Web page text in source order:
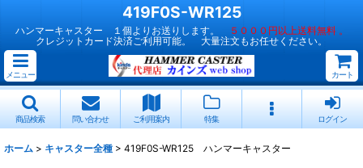
419F0S-WR125
ハンマーキャスター １個よりお送りします。
５０００円以上送料無料 。
クレジットカード決済ご利用可能。 大量注文もお任せください。
メニュー カート
商品検索 問い合わせ ご利用案内 特集 ログイン
ホーム > キャスター全種 > 419F0S-WR125 ハンマーキャスター